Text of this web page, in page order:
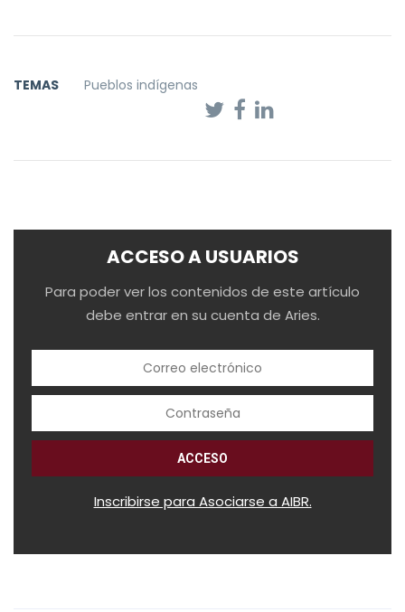
TEMAS Pueblos indígenas
ACCESO A USUARIOS
Para poder ver los contenidos de este artículo
debe entrar en su cuenta de Aries.
Inscribirse para Asociarse a AIBR.